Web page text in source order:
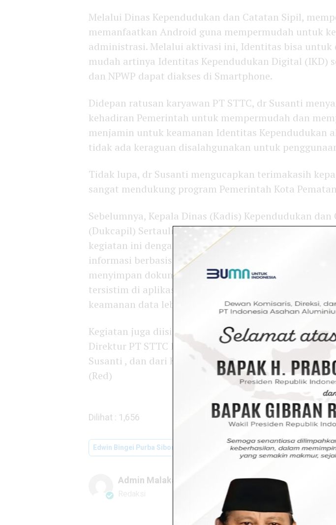
Melalui Dinas Kependudukan dan Catatan Sipil,
memanfaatkan Android guna mempermudah untuk
administrasi. Melalui aktivasi ini, Identitas bisa untuk
mudah artinya Identitas Kependudukan Digital (IKD)
dan NPWP dapat diakses di Smartphone.
Didepan ratusan karyawan PT STTC, dr Susanti
kehadiran Pemerintah untuk mempermudah dan
menjamin untuk keamanan Identitas Kependudukan
tidak ada keraguan disalahgunakan untuk
Tidak lupa, dr Susanti mengucapkan terimakasih
sangat mendukung program Pemerintah Kota
Sebelumnya, Kepala Dinas (Kadis) Kependudukan
(Dukcapil) Sertaulina Girsang dalam laporannya
kegiatan ini dengan maksud tujuan yakni: IKD
informasi berbasis digital, mempermudah transaksi
menyimpan dokumen pribadi secara lengkap, data
tersistim di aplikasi IKD serta terkoneksi, dan terakhir
keamanan data lebih terjamin.
Kegiatan juga diisi dengan pemberian cindera mata
Direktur PT STTC Edwin Bingei Purba Siboro kepada
Susanti , dan dari Kepala Dinas Kependudukan
(Red)
Dilihat : 1,656
Edwin Bingei Purba Siboro Walikota Siantar Terima
Admin Malaka